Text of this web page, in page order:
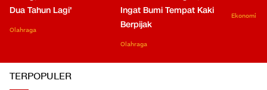
Dua Tahun Lagi'
Olahraga
Ingat Bumi Tempat Kaki
Berpijak
Olahraga
Ekonomi
TERPOPULER